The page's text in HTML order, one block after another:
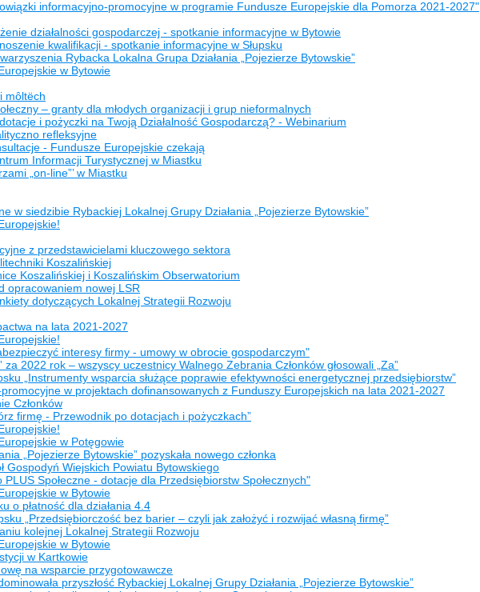
informacyjno-promocyjne w programie Fundusze Europejskie dla Pomorza 2021-2027"
działalności gospodarczej - spotkanie informacyjne w Bytowie
kwalifikacji - spotkanie informacyjne w Słupsku
Rybacka Lokalna Grupa Działania „Pojezierze Bytowskie”
w Bytowie
môltёch
– granty dla młodych organizacji i grup nieformalnych
i pożyczki na Twoją Działalność Gospodarczą? - Webinarium
refleksyjne
- Fundusze Europejskie czekają
Informacji Turystycznej w Miastku
„on-line”’ w Miastku
w siedzibie Rybackiej Lokalnej Grupy Działania „Pojezierze Bytowskie”
z przedstawicielami kluczowego sektora
Koszalińskiej
Koszalińskiej i Koszalińskim Obserwatorium
opracowaniem nowej LSR
dotyczących Lokalnej Strategii Rozwoju
na lata 2021-2027
interesy firmy - umowy w obrocie gospodarczym"
za 2022 rok – wszyscy uczestnicy Walnego Zebrania Członków głosowali „Za”
„Instrumenty wsparcia służące poprawie efektywności energetycznej przedsiębiorstw”
w projektach dofinansowanych z Funduszy Europejskich na lata 2021-2027
Członków
firmę - Przewodnik po dotacjach i pożyczkach”
w Potęgowie
„Pojezierze Bytowskie” pozyskała nowego członka
Gospodyń Wiejskich Powiatu Bytowskiego
Społeczne - dotacje dla Przedsiębiorstw Społecznych"
w Bytowie
o płatność dla działania 4.4
„Przedsiębiorczość bez barier – czyli jak założyć i rozwijać własną firmę”
kolejnej Lokalnej Strategii Rozwoju
w Bytowie
w Kartkowie
na wsparcie przygotowawcze
przyszłość Rybackiej Lokalnej Grupy Działania „Pojezierze Bytowskie”